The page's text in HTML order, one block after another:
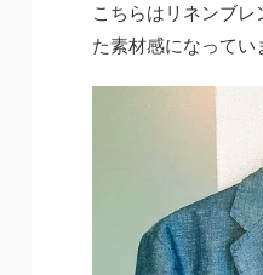
こちらはリネンブ
た素材感になってい